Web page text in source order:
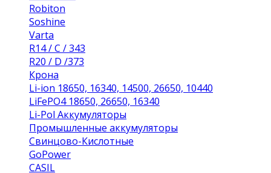
Robiton
Soshine
Varta
R14 / C / 343
R20 / D /373
Крона
Li-ion 18650, 16340, 14500, 26650, 10440
LiFePO4 18650, 26650, 16340
Li-Pol Аккумуляторы
Промышленные аккумуляторы
Свинцово-Кислотные
GoPower
CASIL